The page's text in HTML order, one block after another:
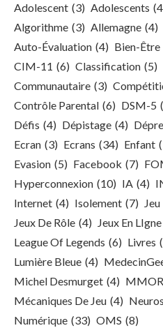
Adolescent (3) Adolescents
Algorithme (3) Allemagne (4)
Auto-Évaluation (4) Bien-Être
CIM-11 (6) Classification (5)
Communautaire (3)
Contrôle Parental (6) DSM-5
Défis (4) Dépistage (4)
Ecran (3) Ecrans (34) Enfant
Evasion (5) Facebook (7)
Hyperconnexion (10) IA (4)
Internet (4) Isolement (7)
Jeux De Rôle (4) Jeux En LIgne
League Of Legends (6) Livres
Lumière Bleue (4)
Michel Desmurget (4)
Mécaniques De Jeu (4)
Numérique (33) OMS (8)